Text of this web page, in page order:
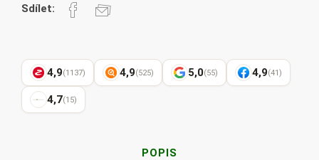
Sdílet:
4,9(1137) 4,9(525) 5,0(55) 4,9(41)
4,7(15)
POPIS